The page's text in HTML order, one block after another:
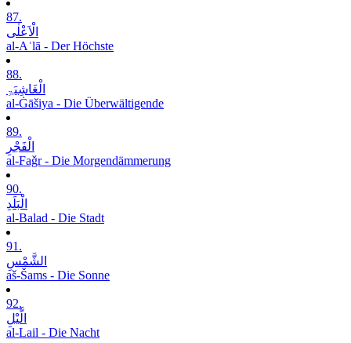
87.
الْاَعْلٰی
al-Aʿlā - Der Höchste
88.
الْغَاشِیَۃِ
al-Ġāšiya - Die Überwältigende
89.
الْفَجْرِ
al-Faǧr - Die Morgendämmerung
90.
الْبَلَدِ
al-Balad - Die Stadt
91.
الشَّمْسِ
aš-Šams - Die Sonne
92.
الَّیْلِ
al-Lail - Die Nacht